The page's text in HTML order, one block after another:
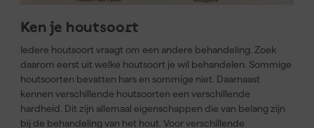
Ken je houtsoort
Iedere houtsoort vraagt om een andere behandeling. Zoek
daarom eerst uit welke houtsoort je wil behandelen. Sommige
houtsoorten bevatten hars en sommige niet. Daarnaast
kennen verschillende houtsoorten een verschillende
hardheid. Dit zijn allemaal eigenschappen die van belang zijn
bij de behandeling van het hout. Voor verschillende